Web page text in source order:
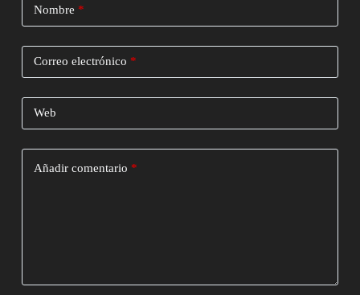
Nombre *
Correo electrónico *
Web
Añadir comentario *